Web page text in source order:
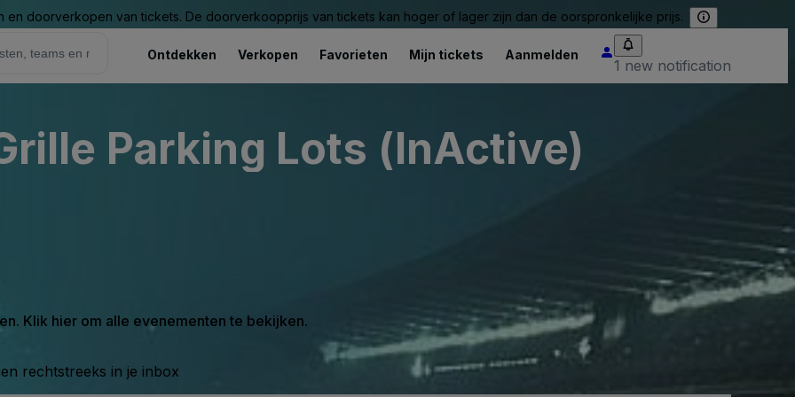
doorverkopen van tickets. De doorverkoopprijs van tickets kan hoger of lager zijn dan de oorspronkelijke prijs.
Ontdekken Verkopen Favorieten Mijn tickets Aanmelden
1 new notification
Parking Lots (InActive)
Klik hier om alle evenementen te bekijken.
rechtstreeks in je inbox